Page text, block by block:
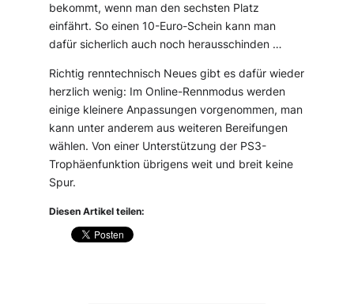
bekommt, wenn man den sechsten Platz
einfährt. So einen 10-Euro-Schein kann man
dafür sicherlich auch noch herausschinden …
Richtig renntechnisch Neues gibt es dafür wieder
herzlich wenig: Im Online-Rennmodus werden
einige kleinere Anpassungen vorgenommen, man
kann unter anderem aus weiteren Bereifungen
wählen. Von einer Unterstützung der PS3-
Trophäenfunktion übrigens weit und breit keine
Spur.
Diesen Artikel teilen: